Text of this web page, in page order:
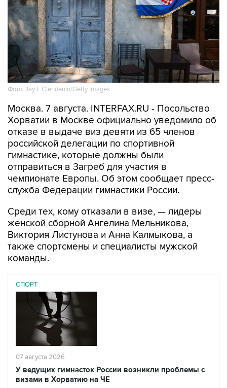
Фото: Jay L Clendenin/Getty Images
Москва. 7 августа. INTERFAX.RU - Посольство
отказе в выдаче виз девяти из 65 членов
российской делегации по спортивной
гимнастике, которые должны были
отправиться в Загреб для участия в
чемпионате Европы. Об этом сообщает пресс-
служба Федерации гимнастики России.
Среди тех, кому отказали в визе, — лидеры
Виктория Листунова и Анна Калмыкова, а
также спортсмены и специалисты мужской
команды.
СПОРТ
07 августа 2026
У ведущих гимнасток России возникли проблемы с
визами в Хорватию на ЧЕ
Читать подробнее